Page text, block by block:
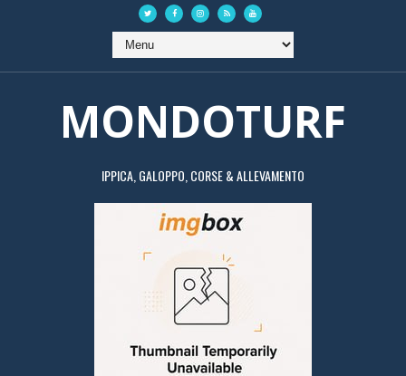
MONDOTURF
IPPICA, GALOPPO, CORSE & ALLEVAMENTO